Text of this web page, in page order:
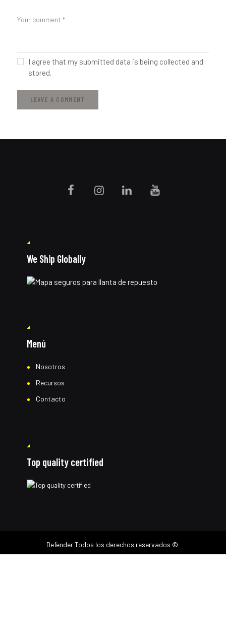
I agree that my submitted data is being collected and
stored.
We Ship Globally
Menú
Nosotros
Recursos
Contacto
Top quality certified
DefenderTodos los derechos reservados ©